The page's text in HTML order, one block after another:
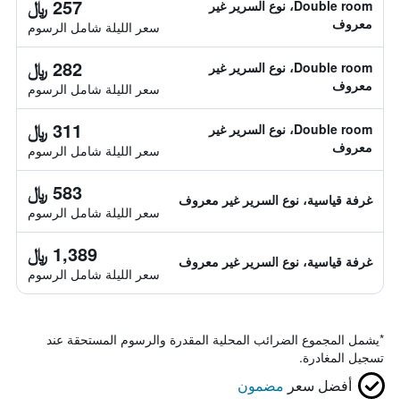
Double room، نوع السرير غير
معروف
257 ﷼
سعر الليلة شامل الرسوم
Double room، نوع السرير غير
معروف
282 ﷼
سعر الليلة شامل الرسوم
Double room، نوع السرير غير
معروف
311 ﷼
سعر الليلة شامل الرسوم
غرفة قياسية، نوع السرير غير معروف 583 ﷼
سعر الليلة شامل الرسوم
غرفة قياسية، نوع السرير غير معروف 1,389 ﷼
سعر الليلة شامل الرسوم
*يشمل المجموع الضرائب المحلية المقدرة والرسوم المستحقة عند
تسجيل المغادرة.
أفضل سعر مضمون